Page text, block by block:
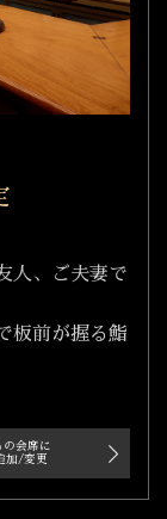
人、ご夫妻で
板前が握る鮨
の会席に
加/変更